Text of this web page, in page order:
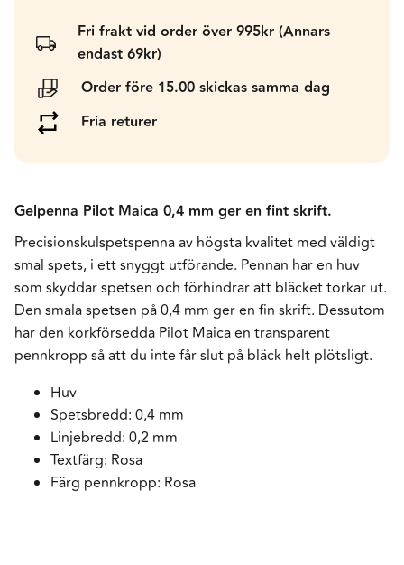
Fri frakt vid order över 995kr (Annars
endast 69kr)
Order före 15.00 skickas samma dag
Fria returer
Gelpenna Pilot Maica 0,4 mm ger en fint skrift.
Precisionskulspetspenna av högsta kvalitet med väldigt
smal spets, i ett snyggt utförande. Pennan har en huv
som skyddar spetsen och förhindrar att bläcket torkar ut.
Den smala spetsen på 0,4 mm ger en fin skrift. Dessutom
har den korkförsedda Pilot Maica en transparent
pennkropp så att du inte får slut på bläck helt plötsligt.
Huv
Spetsbredd: 0,4 mm
Linjebredd: 0,2 mm
Textfärg: Rosa
Färg pennkropp: Rosa